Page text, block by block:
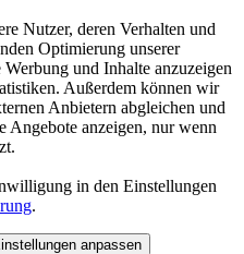
Nutzer, deren Verhalten und
Optimierung unserer
und Inhalte anzuzeigen
Außerdem können wir
Anbietern abgleichen und
Angebote anzeigen, nur wenn
in den Einstellungen
.
anpassen